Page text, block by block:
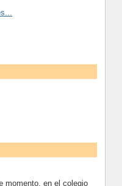
momento, en el colegio